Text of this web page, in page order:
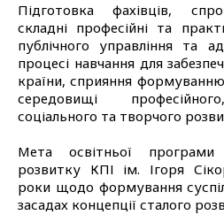
Підготовка фахівців,
складні професійні та
публічного управління та
процесі навчання для
країни, сприяння
середовищі
соціального та творчого
Мета освітньої програми
розвитку КПІ ім. Ігоря
роки щодо формування
засадах концепції сталого